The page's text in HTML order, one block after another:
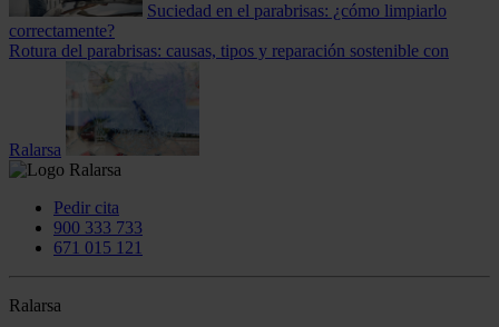
Suciedad en el parabrisas: ¿cómo limpiarlo
correctamente?
Rotura del parabrisas: causas, tipos y reparación sostenible con
Ralarsa
Pedir cita
900 333 733
671 015 121
Ralarsa